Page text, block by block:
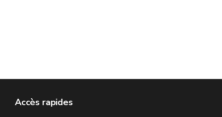
Accès rapides